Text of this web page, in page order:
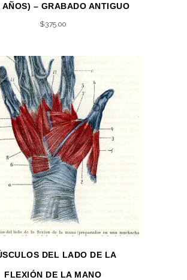
AÑOS) – GRABADO ANTIGUO
$375.00
DEL LADO DE LA
FLEXIÓN DE LA MANO